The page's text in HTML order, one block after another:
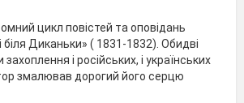
цикл повістей та оповідань
біля Диканьки» ( 1831-1832). Обидві
і російських, і українських
змалював дорогий його серцю